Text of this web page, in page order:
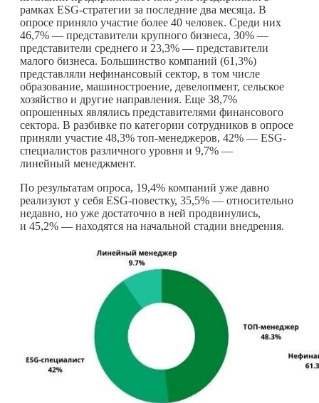
рамках ESG-стратегии за последние два месяца. В
опросе приняло участие более 40 человек. Среди них
46,7% — представители крупного бизнеса, 30% —
представители среднего и 23,3% — представители
малого бизнеса. Большинство компаний (61,3%)
представляли нефинансовый сектор, в том числе
образование, машиностроение, девелопмент, сельское
хозяйство и другие направления. Еще 38,7%
опрошенных являлись представителями финансового
сектора. В разбивке по категории сотрудников в опросе
приняли участие 48,3% топ-менеджеров, 42% — ESG-
специалистов различного уровня и 9,7% —
линейный менеджмент.
По результатам опроса, 19,4% компаний уже давно
реализуют у себя ESG-повестку, 35,5% — относительно
недавно, но уже достаточно в ней продвинулись,
и 45,2% — находятся на начальной стадии внедрения.